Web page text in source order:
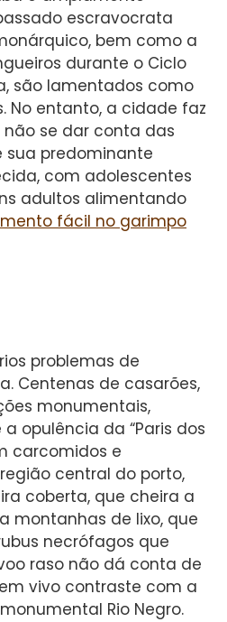
escravocrata
bem como a
durante o Ciclo
são lamentados como
No entanto, a cidade faz
se dar conta das
sua predominante
com adolescentes
adultos alimentando
fácil no garimpo
problemas de
Centenas de casarões,
monumentais,
opulência da “Paris dos
carcomidos e
central do porto,
coberta, que cheira a
montanhas de lixo, que
necrófagos que
raso não dá conta de
vivo contraste com a
Rio Negro.